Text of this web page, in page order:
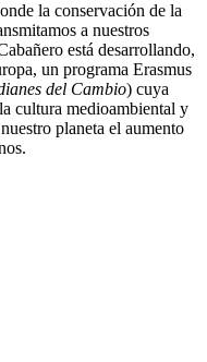
la conservación de la
a nuestros
está desarrollando,
un programa Erasmus
del Cambio) cuya
cultura medioambiental y
planeta el aumento